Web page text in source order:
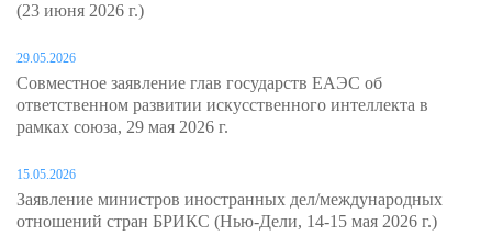
(23 июня 2026 г.)
29.05.2026
Совместное заявление глав государств ЕАЭС об
ответственном развитии искусственного интеллекта в
рамках союза, 29 мая 2026 г.
15.05.2026
Заявление министров иностранных дел/международных
отношений стран БРИКС (Нью-Дели, 14-15 мая 2026 г.)